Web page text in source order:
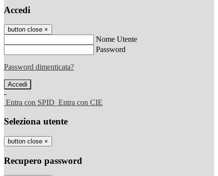
Accedi
button close ×
Nome Utente
Password
Password dimenticata?
-
Entra con SPID Entra con CIE
Seleziona utente
button close ×
Recupero password